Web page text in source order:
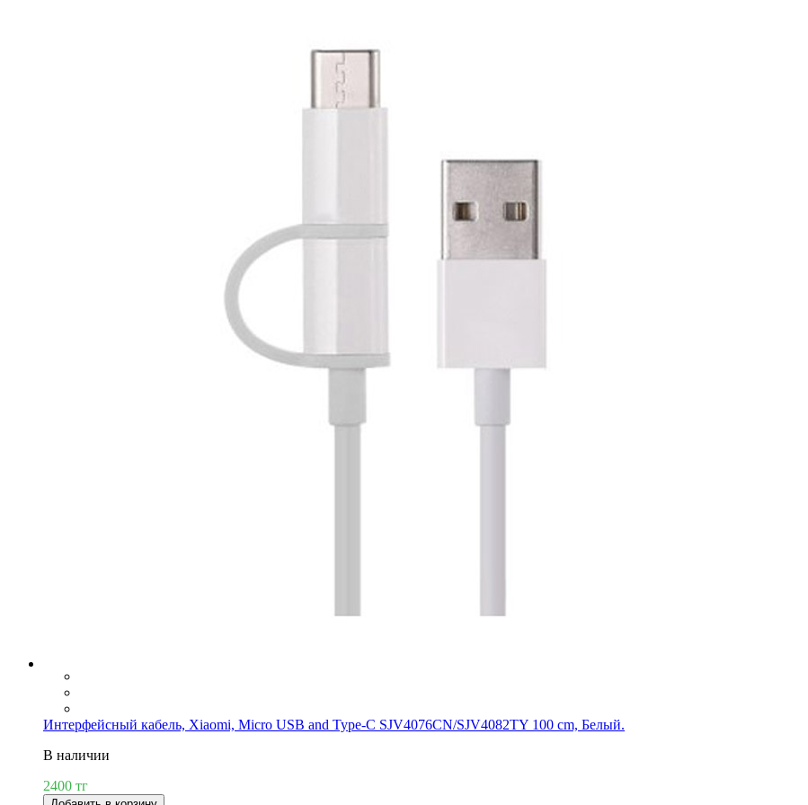
Интерфейсный кабель, Xiaomi, Micro USB and Type-C SJV4076CN/SJV4082TY 100 cm, Белый.
В наличии
2400 тг